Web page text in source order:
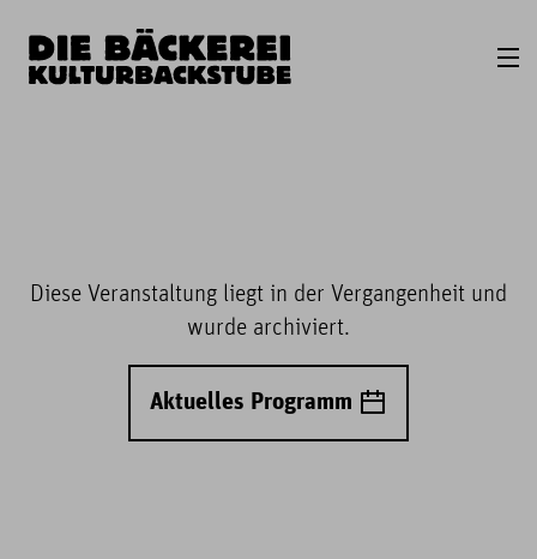
Diese Veranstaltung liegt in der Vergangenheit und
wurde archiviert.
Aktuelles Programm